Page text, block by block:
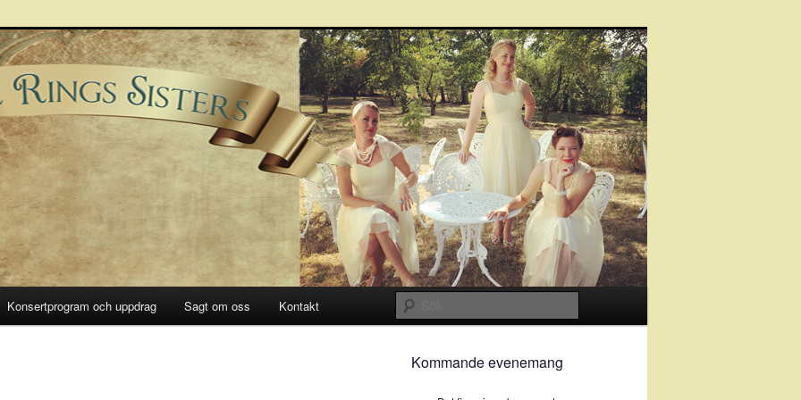
Konsertprogram och uppdrag Sagt om oss Kontakt
Kommande evenemang